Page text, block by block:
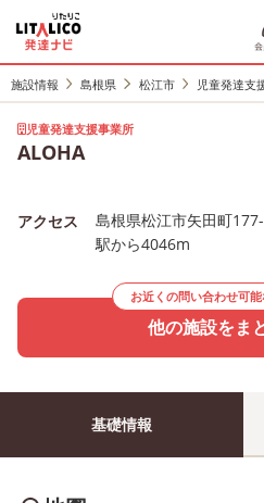
施設情報 島根県 松江市 児童発達支
児童発達支援事業所
ALOHA
アクセス
島根県松江市矢田町
駅から4046m
お近くの問い合わせ可
他の施設をま
基礎情報